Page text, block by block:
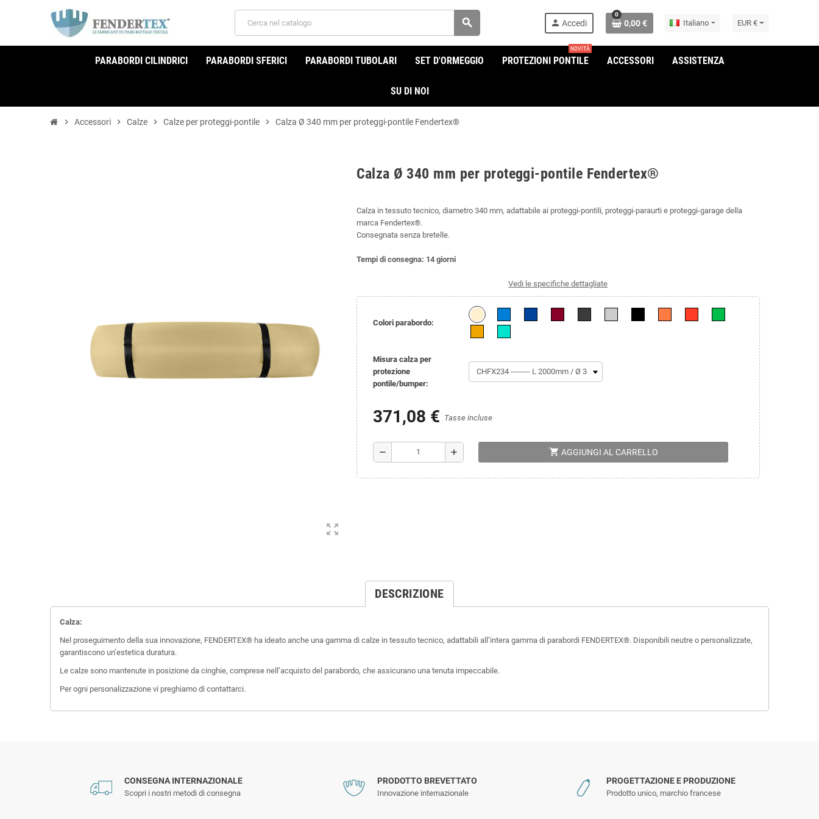
search person Accedi
0
0,00 € Italiano EUR €
PARABORDI CILINDRICI PARABORDI SFERICI PARABORDI TUBOLARI SET D'ORMEGGIO PROTEZIONI PONTILE
NOVITÀ
ACCESSORI ASSISTENZA
SU DI NOI
chevron_right Accessori chevron_right Calze chevron_right Calze per proteggi-pontile chevron_right Calza Ø 340 mm per proteggi-pontile Fendertex®
zoom_out_map
Calza Ø 340 mm per proteggi-pontile Fendertex®
Calza in tessuto tecnico, diametro 340 mm, adattabile ai proteggi-pontili, proteggi-paraurti e proteggi-garage della
marca Fendertex®.
Consegnata senza bretelle.
Tempi di consegna: 14 giorni
Vedi le specifiche dettagliate
Colori parabordo:
Misura calza per
protezione
pontile/bumper:
371,08 € Tasse incluse
remove add shopping_cart AGGIUNGI AL CARRELLO
DESCRIZIONE
Calza:
Nel proseguimento della sua innovazione, FENDERTEX® ha ideato anche una gamma di calze in tessuto tecnico, adattabili all’intera gamma di parabordi FENDERTEX®. Disponibili neutre o personalizzate,
garantiscono un’estetica duratura.
Le calze sono mantenute in posizione da cinghie, comprese nell’acquisto del parabordo, che assicurano una tenuta impeccabile.
Per ogni personalizzazione vi preghiamo di contattarci.
CONSEGNA INTERNAZIONALE
Scopri i nostri metodi di consegna
PRODOTTO BREVETTATO
Innovazione internazionale
PROGETTAZIONE E PRODUZIONE
Prodotto unico, marchio francese